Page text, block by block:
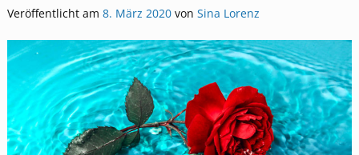
Veröffentlicht am 8. März 2020 von Sina Lorenz